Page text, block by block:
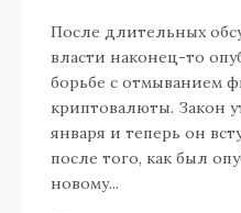
После длительных
власти наконец-то
борьбе с отмыванием
криптовалюты. Закон
января и теперь он
после того, как был
новому...